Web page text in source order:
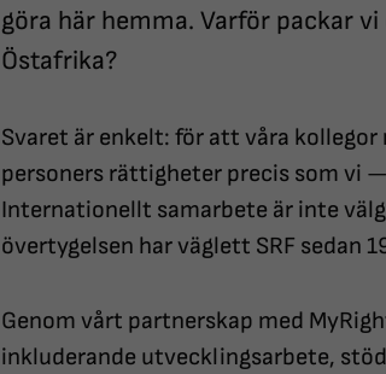
göra här hemma. Varför packar
Östafrika?
Svaret är enkelt: för att våra
personers rättigheter precis som vi
Internationellt samarbete är inte
övertygelsen har väglett SRF sedan
Genom vårt partnerskap med
inkluderande utvecklingsarbete,